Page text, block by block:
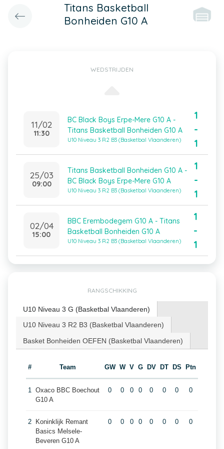
Titans Basketball
Bonheiden G10 A
WEDSTRIJDEN
11/02
11:30
BC Black Boys Erpe-Mere G10 A -
Titans Basketball Bonheiden G10 A
U10 Niveau 3 R2 B3 (Basketbal Vlaanderen)
1
-
1
25/03
09:00
Titans Basketball Bonheiden G10 A -
BC Black Boys Erpe-Mere G10 A
U10 Niveau 3 R2 B3 (Basketbal Vlaanderen)
1
-
1
02/04
15:00
BBC Erembodegem G10 A - Titans
Basketball Bonheiden G10 A
U10 Niveau 3 R2 B3 (Basketbal Vlaanderen)
1
-
1
RANGSCHIKKING
U10 Niveau 3 G (Basketbal Vlaanderen)
U10 Niveau 3 R2 B3 (Basketbal Vlaanderen)
Basket Bonheiden OEFEN (Basketbal Vlaanderen)
# Team GW W V G DV DT DS Ptn
1 Oxaco BBC Boechout
G10 A
0 0 0 0 0 0 0 0
2
Koninklijk Remant
Basics Melsele-
Beveren G10 A
0 0 0 0 0 0 0 0